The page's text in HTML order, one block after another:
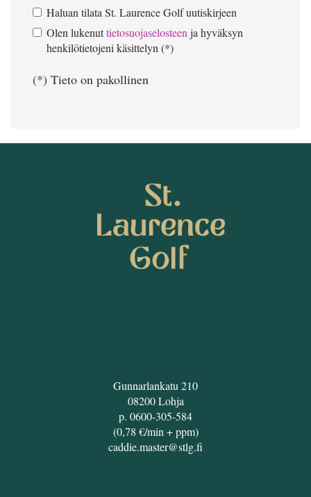
Haluan tilata St. Laurence Golf uutiskirjeen
Olen lukenuttietosuojaselosteen ja hyväksyn
henkilötietojeni käsittelyn (*)
(*) Tieto on pakollinen
Gunnarlankatu 210
08200 Lohja
p. 0600-305-584
(0,78 €/min + ppm)
caddie.master@stlg.fi